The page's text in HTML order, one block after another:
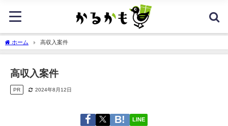
ホーム 高収入案件
高収入案件
PR 2024年8月12日
LINE